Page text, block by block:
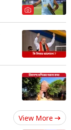
View More